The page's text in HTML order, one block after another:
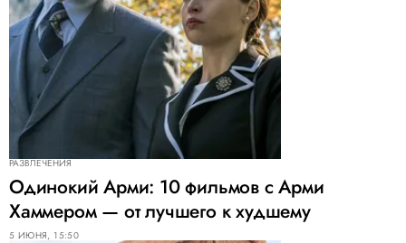
РАЗВЛЕЧЕНИЯ
Одинокий Арми: 10 фильмов с Арми
Хаммером — от лучшего к худшему
5 ИЮНЯ, 15:50